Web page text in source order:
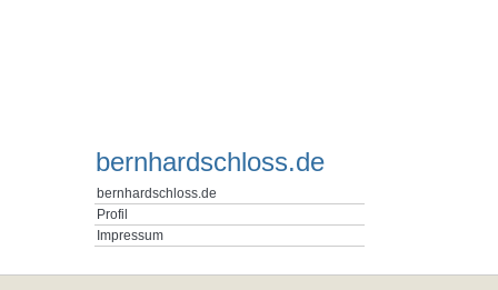
bernhardschloss.de
bernhardschloss.de
Profil
Impressum